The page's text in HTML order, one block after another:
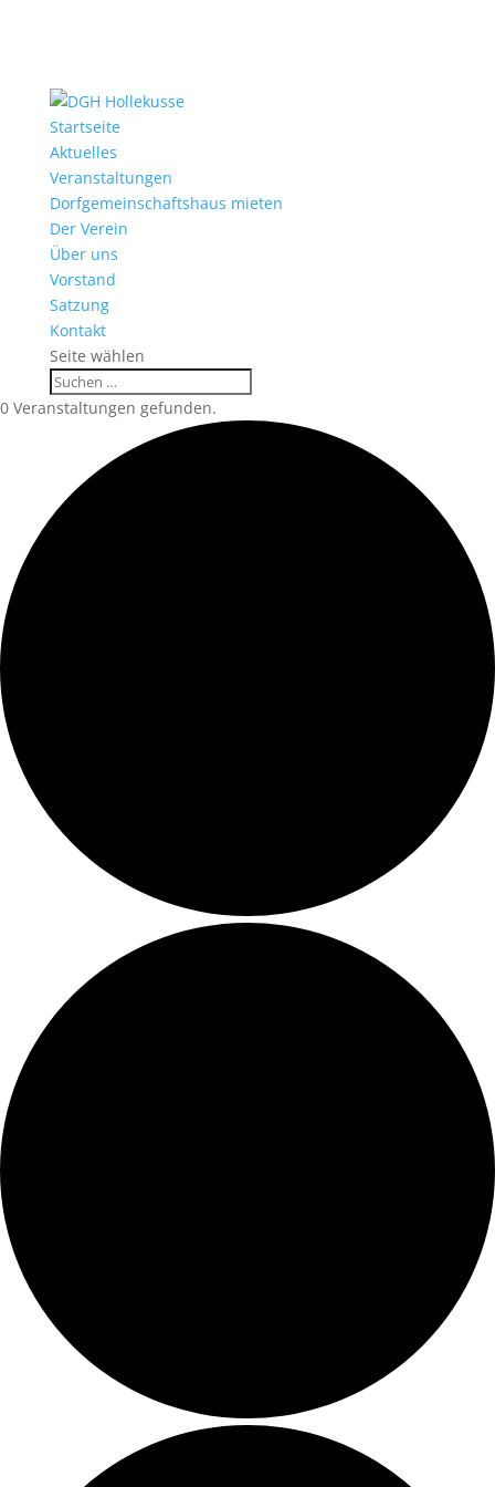
Startseite
Aktuelles
Veranstaltungen
Dorfgemeinschaftshaus mieten
Der Verein
Über uns
Vorstand
Satzung
Kontakt
Seite wählen
0 Veranstaltungen gefunden.